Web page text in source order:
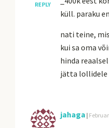
REPLY
küll. paraku
nati teine,
kui sa oma
hinda
jätta lollidele
jahaga |